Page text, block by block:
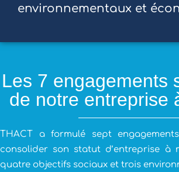
environnementaux et
Les 7 engagements
de notre entreprise
THACT a formulé sept
consolider son statut d’entreprise à
quatre objectifs sociaux et trois